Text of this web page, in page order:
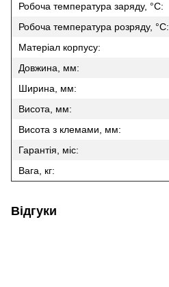
Робоча температура заряду, °C:
Робоча температура розряду, °C:
Матеріал корпусу:
Довжина, мм:
Ширина, мм:
Висота, мм:
Висота з клемами, мм:
Гарантія, міс:
Вага, кг:
Відгуки